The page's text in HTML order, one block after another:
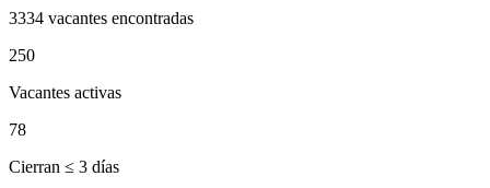
3334 vacantes encontradas
250
Vacantes activas
78
Cierran ≤ 3 días